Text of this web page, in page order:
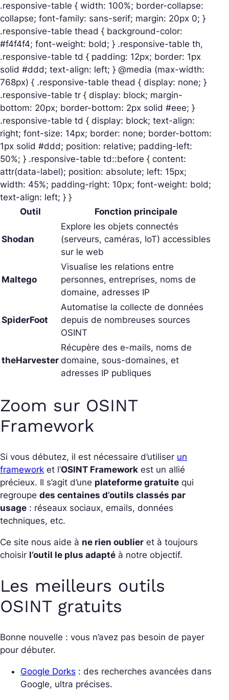
.responsive-table { width: 100%; border-collapse:
collapse; font-family: sans-serif; margin: 20px 0; }
.responsive-table thead { background-color:
#f4f4f4; font-weight: bold; } .responsive-table th,
.responsive-table td { padding: 12px; border: 1px
solid #ddd; text-align: left; } @media (max-width:
768px) { .responsive-table thead { display: none; }
.responsive-table tr { display: block; margin-
bottom: 20px; border-bottom: 2px solid #eee; }
.responsive-table td { display: block; text-align:
right; font-size: 14px; border: none; border-bottom:
1px solid #ddd; position: relative; padding-left:
50%; } .responsive-table td::before { content:
attr(data-label); position: absolute; left: 15px;
width: 45%; padding-right: 10px; font-weight: bold;
text-align: left; } }
Outil
Fonction principale
Shodan
Explore les objets connectés
(serveurs, caméras, IoT) accessibles
sur le web
Maltego
Visualise les relations entre
personnes, entreprises, noms de
domaine, adresses IP
SpiderFoot
Automatise la collecte de données
depuis de nombreuses sources
OSINT
theHarvester
Récupère des e-mails, noms de
domaine, sous-domaines, et
adresses IP publiques
Zoom sur OSINT
Framework
Si vous débutez, il est nécessaire d’utiliser un
framework et l’OSINT Framework est un allié
précieux. Il s’agit d’une plateforme gratuite qui
regroupe des centaines d’outils classés par
usage : réseaux sociaux, emails, données
techniques, etc.
Ce site nous aide à ne rien oublier et à toujours
choisir l’outil le plus adapté à notre objectif.
Les meilleurs outils
OSINT gratuits
Bonne nouvelle : vous n’avez pas besoin de payer
pour débuter.
Google Dorks : des recherches avancées dans
Google, ultra précises.